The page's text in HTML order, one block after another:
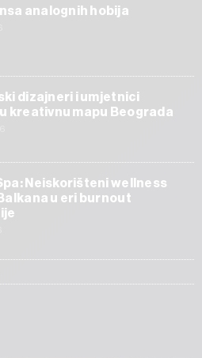
analognih hobija
dizajneri i umjetnici
kreativnu mapu Beograda
Neiskorišteni wellness
u eri burnout